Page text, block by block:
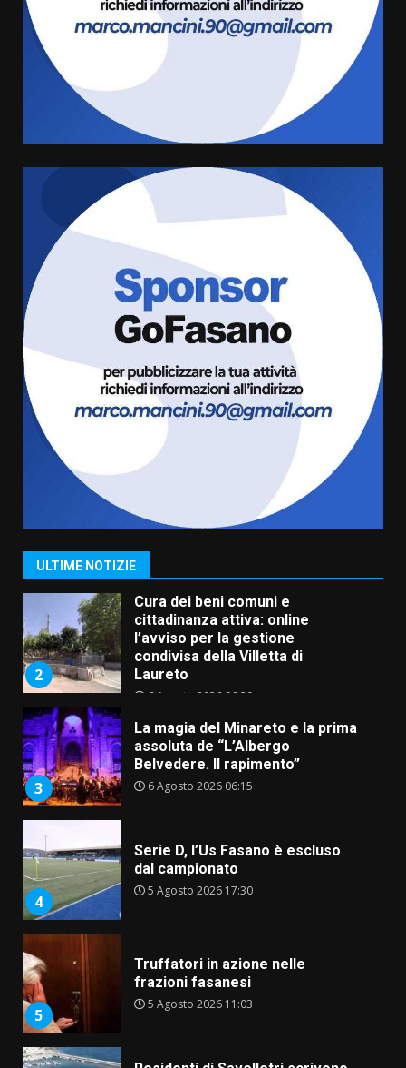
ULTIME NOTIZIE
Serie D, l’Us Fasano è escluso
dal campionato
Truffatori in azione nelle
frazioni fasanesi
5 Agosto 2026 11:03
Residenti di Savelletri scrivono
al Prefetto: “Noi cittadini di
serie B”
5 Agosto 2026 06:15
A Savelletri torna la Sagra del
Pesce Spada: appuntamento a
sabato 8 agosto
5 Agosto 2026 06:10
1
Grazia Neglia, coordinatrice
cittadina di Fratelli d’Italia,
pronta a tornare in Consiglio
2
Cura dei beni comuni e
cittadinanza attiva: online
l’avviso per la gestione
condivisa della Villetta di
Laureto
6 Agosto 2026 06:20
3
La magia del Minareto e la prima
assoluta de “L’Albergo
Belvedere. Il rapimento”
6 Agosto 2026 06:15
4
Serie D, l’Us Fasano è escluso
dal campionato
5 Agosto 2026 17:30
5
Truffatori in azione nelle
frazioni fasanesi
5 Agosto 2026 11:03